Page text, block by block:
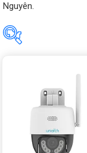
Nguyên.
Danh mục sản
Chưa phân